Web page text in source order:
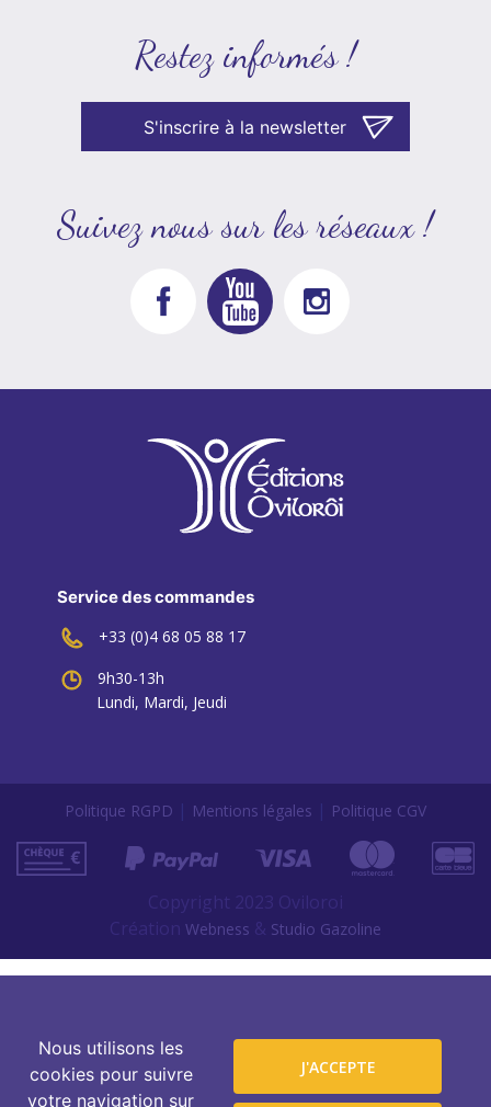
Nous utilisons les
cookies pour suivre
votre navigation sur
J'ACCEPTE
Restez informés !
S'inscrire à la newsletter
Suivez nous sur les réseaux !
Service des commandes
+33 (0)4 68 05 88 17
9h30-13h
Lundi, Mardi, Jeudi
Politique RGPD | Mentions légales | Politique CGV
Copyright 2023 Oviloroi
Création Webness & Studio Gazoline